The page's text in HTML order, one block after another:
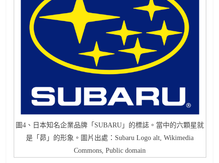
圖4、日本知名企業品牌「SUBARU」的標誌。當中的六顆星就
是「昴」的形象。圖片出處：Subaru Logo alt, Wikimedia
Commons, Public domain